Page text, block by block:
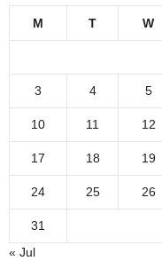
M T W
3 4 5
10 11 12
17 18 19
24 25 26
31
« Jul